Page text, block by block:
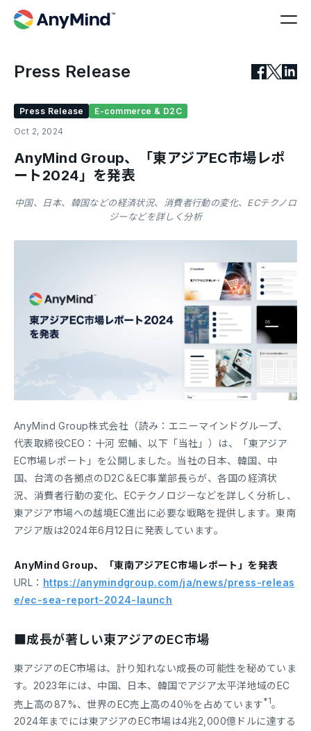
Press Release
Press Release
E-commerce & D2C
Oct 2, 2024
AnyMind Group、「東アジアEC市場レポ
ート2024」を発表
中国、日本、韓国などの経済状況、消費者行動の変化、ECテクノロ
ジーなどを詳しく分析
AnyMind Group株式会社（読み：エニーマインドグループ、
代表取締役CEO：十河 宏輔、以下「当社」）は、「東アジア
EC市場レポート」を公開しました。当社の日本、韓国、中
国、台湾の各拠点のD2C＆EC事業部長らが、各国の経済状
況、消費者行動の変化、ECテクノロジーなどを詳しく分析し、
東アジア市場への越境EC進出に必要な戦略を提供します。東南
アジア版は2024年6月12日に発表しています。
AnyMind Group、「東南アジアEC市場レポート」を発表
URL： https://anymindgroup.com/ja/news/press-releas
e/ec-sea-report-2024-launch
■成長が著しい東アジアのEC市場
東アジアのEC市場は、計り知れない成長の可能性を秘めていま
す。2023年には、中国、日本、韓国でアジア太平洋地域のEC
売上高の87%、世界のEC売上高の40％を占めています*1。
2024年までには東アジアのEC市場は4兆2,000億ドルに達する